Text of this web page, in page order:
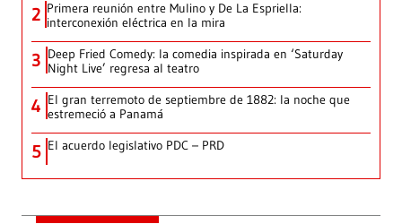
2 Primera reunión entre Mulino y De La Espriella:
interconexión eléctrica en la mira
3 Deep Fried Comedy: la comedia inspirada en ‘Saturday
Night Live’ regresa al teatro
4 El gran terremoto de septiembre de 1882: la noche que
estremeció a Panamá
5 El acuerdo legislativo PDC – PRD